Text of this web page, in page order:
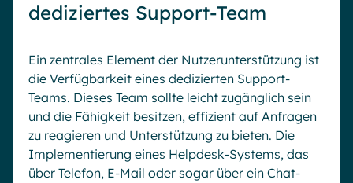
dediziertes Support-Team
Ein zentrales Element der Nutzerunterstützung ist
die Verfügbarkeit eines dedizierten Support-
Teams. Dieses Team sollte leicht zugänglich sein
und die Fähigkeit besitzen, effizient auf Anfragen
zu reagieren und Unterstützung zu bieten. Die
Implementierung eines Helpdesk-Systems, das
über Telefon, E-Mail oder sogar über ein Chat-